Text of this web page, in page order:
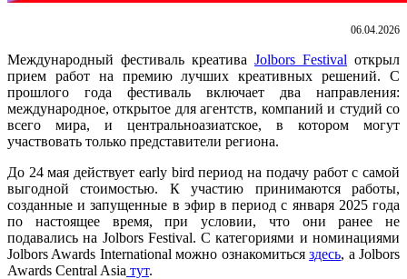
06.04.2026
Международный фестиваль креатива Jolbors Festival открыл
прием работ на премию лучших креативных решений. С
прошлого года фестиваль включает два направления:
международное, открытое для агентств, компаний и студий со
всего мира, и центральноазиатское, в котором могут
участвовать только представители региона.
До 24 мая действует early bird период на подачу работ с самой
выгодной стоимостью. К участию принимаются работы,
созданные и запущенные в эфир в период с января 2025 года
по настоящее время, при условии, что они ранее не
подавались на Jolbors Festival. С категориями и номинациями
Jolbors Awards International можно ознакомитьсяздесь, а Jolbors
Awards Central Asia тут.